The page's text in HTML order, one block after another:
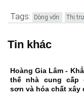
Tags: Dòng vốn Thị
Tin khác
Hoàng Gia Lâm -
thế nhà cung cấp
sơn và hóa chất xây